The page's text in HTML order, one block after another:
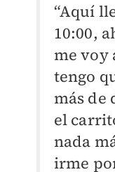
“Aquí
10:00,
me voy
tengo
más de
el
nada
irme